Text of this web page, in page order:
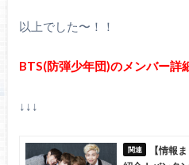
以上でした〜！！
BTS(防弾少年団)のメンバー詳
↓↓↓
【情報